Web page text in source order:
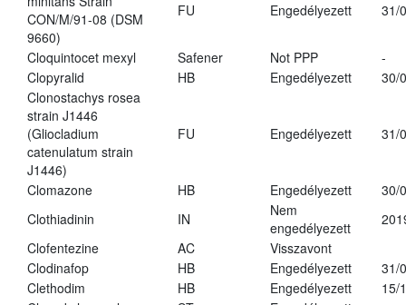
CON/M/91-08 (DSM
9660)
FU Engedélyezett 31/
Cloquintocet mexyl Safener Not PPP
-
Clopyralid
HB Engedélyezett
30/
Clonostachys rosea
strain J1446
(Gliocladium
catenulatum strain
J1446)
FU Engedélyezett 31/
Clomazone HB Engedélyezett
30/
Clothiadinin
IN
Nem
engedélyezett
Clofentezine
AC
Visszavont
Clodinafop
HB Engedélyezett
31/
Clethodim
HB Engedélyezett
15/